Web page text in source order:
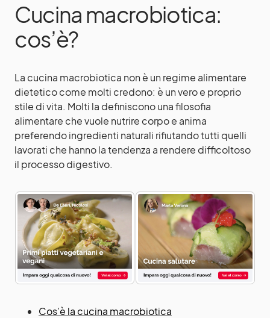
Cucina macrobiotica:
cos’è?
La cucina macrobiotica non è un regime alimentare
dietetico come molti credono: è un vero e proprio
stile di vita. Molti la definiscono una filosofia
alimentare che vuole nutrire corpo e anima
preferendo ingredienti naturali rifiutando tutti quelli
lavorati che hanno la tendenza a rendere difficoltoso
il processo digestivo.
Cos’è la cucina macrobiotica